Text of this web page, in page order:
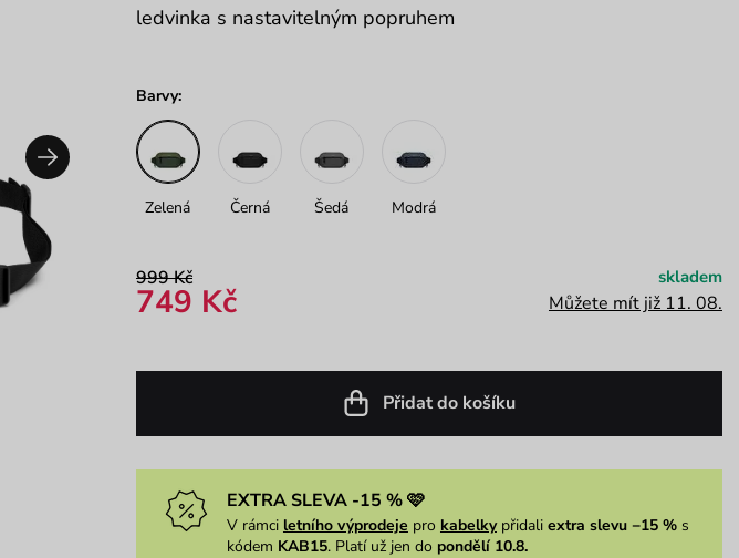
ledvinka s nastavitelným popruhem
Barvy:
Zelená Černá Šedá Modrá
999 Kč
749 Kč
skladem
Můžete mít již 11. 08.
Přidat do košíku
EXTRA SLEVA -15 % 🩷
V rámci letního výprodeje pro kabelkypřidali extra slevu −15 %s
kódem KAB15. Platí už jen do pondělí 10.8.